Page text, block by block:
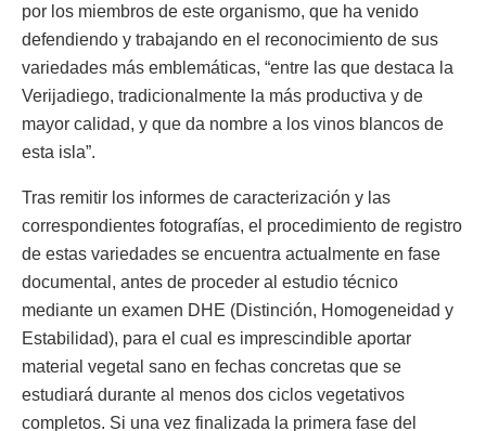
por los miembros de este organismo, que ha venido
defendiendo y trabajando en el reconocimiento de sus
variedades más emblemáticas, “entre las que destaca la
Verijadiego, tradicionalmente la más productiva y de
mayor calidad, y que da nombre a los vinos blancos de
esta isla”.
Tras remitir los informes de caracterización y las
correspondientes fotografías, el procedimiento de registro
de estas variedades se encuentra actualmente en fase
documental, antes de proceder al estudio técnico
mediante un examen DHE (Distinción, Homogeneidad y
Estabilidad), para el cual es imprescindible aportar
material vegetal sano en fechas concretas que se
estudiará durante al menos dos ciclos vegetativos
completos. Si una vez finalizada la primera fase del